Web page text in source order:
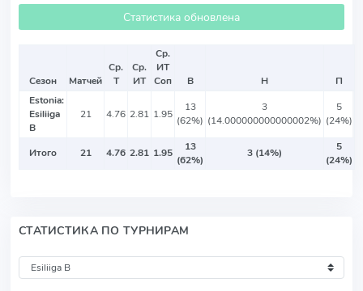
Статистика обновлена
Сезон Матчей
Ср.
Т
Ср.
ИТ
Ср.
ИТ
Соп
В Н
П
Estonia:
Esiliiga
B
21 4.76 2.81 1.95
13
(62%)
3
(14.000000000000002%)
5
(24%)
Итого 21 4.76 2.81 1.95
13
(62%)
3 (14%)
5
(24%)
СТАТИСТИКА ПО ТУРНИРАМ